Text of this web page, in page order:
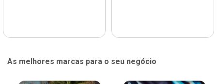
As melhores marcas para o seu negócio